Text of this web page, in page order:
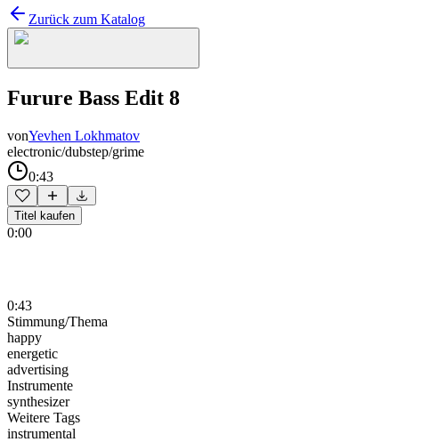
Zurück zum Katalog
Furure Bass Edit 8
vonYevhen Lokhmatov
electronic/dubstep/grime
0:43
Titel kaufen
0:00
0:43
Stimmung/Thema
happy
energetic
advertising
Instrumente
synthesizer
Weitere Tags
instrumental